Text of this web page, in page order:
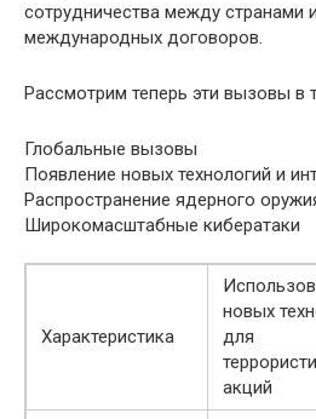
сотрудничества между странами
международных договоров.
Рассмотрим теперь эти вызовы в
Глобальные вызовы
Появление новых технологий и
Распространение ядерного
Широкомасштабные кибератаки
Характеристика
новых
для
акций